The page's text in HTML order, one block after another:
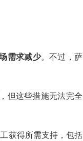
需求减少。不过，萨
但这些措施无法完全
获得所需支持，包括